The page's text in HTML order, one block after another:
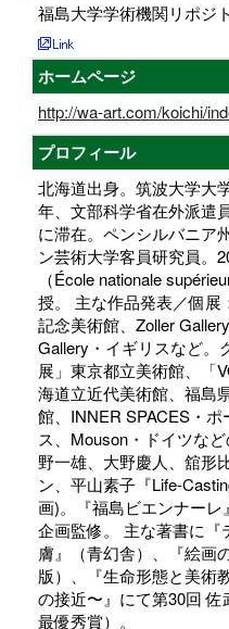
福島大学学術機関リポジ
ホームページ
http://wa-art.com/koichi/
プロフィール
北海道出身。筑波大学大
年、文部科学省在外派遣
に滞在。ペンシルバニア
ン芸術大学客員研究員。
（École nationale
授。 主な作品発表／個
記念美術館、Zoller
Gallery・イギリスなど。
展」東京都立美術館、「
海道立近代美術館、福島
館、INNER SPACES・
ス、Mouson・ドイツな
野一雄、大野慶人、舘形
ン、平山素子『Life-
画)。『福島ビエンナー
企画監修。 主な著書に
膚』（青幻舎）、『絵画
版）、『生命形態と美術
の接近〜』にて第30回
最優秀賞）。